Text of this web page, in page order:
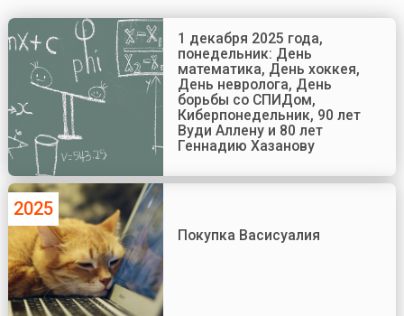
1 декабря 2025 года,
понедельник: День
математика, День хоккея,
День невролога, День
борьбы со СПИДом,
Киберпонедельник, 90 лет
Вуди Аллену и 80 лет
Геннадию Хазанову
2025
Покупка Васисуалия